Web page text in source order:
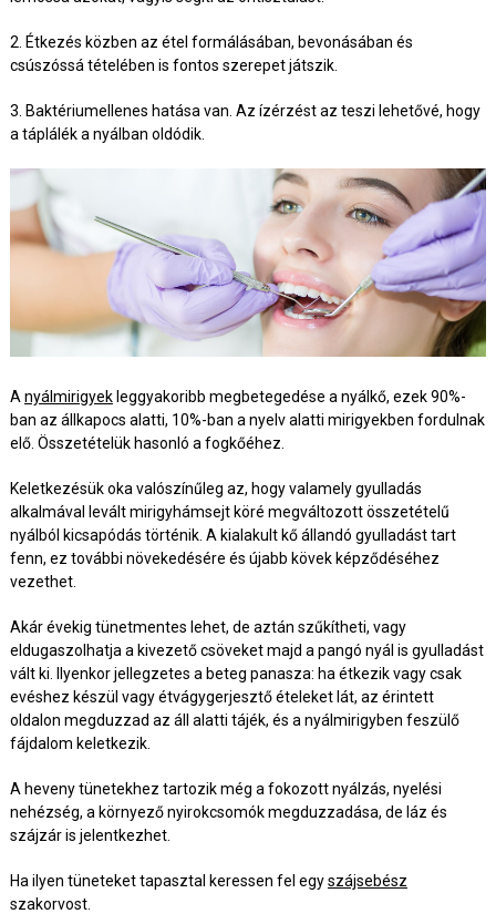
2. Étkezés közben az étel formálásában, bevonásában és
csúszóssá tételében is fontos szerepet játszik.
3. Baktériumellenes hatása van. Az ízérzést az teszi lehetővé, hogy
a táplálék a nyálban oldódik.
Anyálmirigyekleggyakoribb megbetegedése a nyálkő, ezek 90%-
ban az állkapocs alatti, 10%-ban a nyelv alatti mirigyekben fordulnak
elő. Összetételük hasonló a fogkőéhez.
Keletkezésük oka valószínűleg az, hogy valamely gyulladás
alkalmával levált mirigyhámsejt köré megváltozott összetételű
nyálból kicsapódás történik. A kialakult kő állandó gyulladást tart
fenn, ez további növekedésére és újabb kövek képződéséhez
vezethet.
Akár évekig tünetmentes lehet, de aztán szűkítheti, vagy
eldugaszolhatja a kivezető csöveket majd a pangó nyál is gyulladást
vált ki. Ilyenkor jellegzetes a beteg panasza: ha étkezik vagy csak
evéshez készül vagy étvágygerjesztő ételeket lát, az érintett
oldalon megduzzad az áll alatti tájék, és a nyálmirigyben feszülő
fájdalom keletkezik.
A heveny tünetekhez tartozik még a fokozott nyálzás, nyelési
nehézség, a környező nyirokcsomók megduzzadása, de láz és
szájzár is jelentkezhet.
Ha ilyen tüneteket tapasztal keressen fel egyszájsebész
szakorvost.